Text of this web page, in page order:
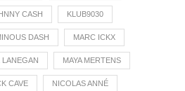
CASH KLUB9030
DASH MARC ICKX
LANEGAN MAYA MERTENS
CAVE NICOLAS ANNÉ